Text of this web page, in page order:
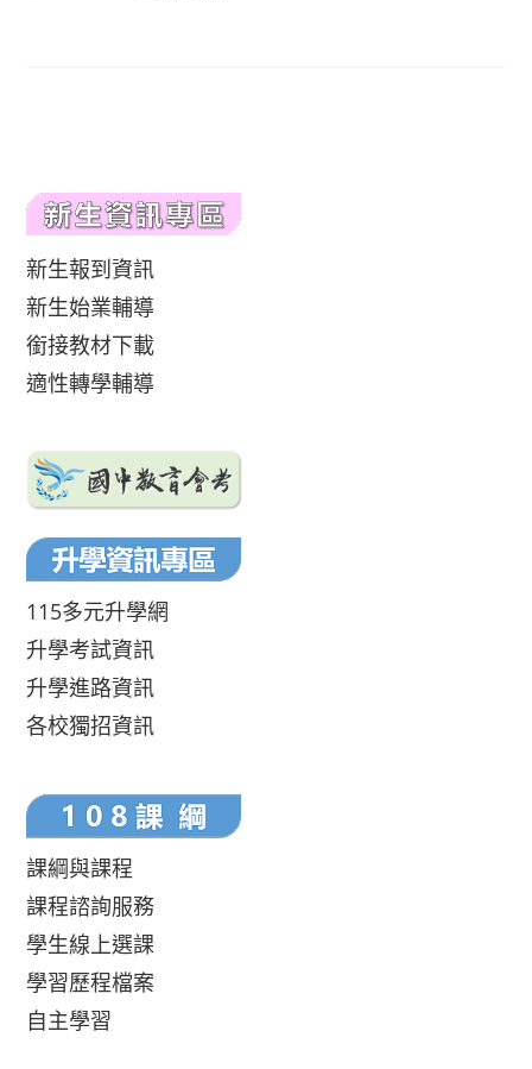
新生報到資訊
新生始業輔導
銜接教材下載
適性轉學輔導
115多元升學網
升學考試資訊
升學進路資訊
各校獨招資訊
課綱與課程
課程諮詢服務
學生線上選課
學習歷程檔案
自主學習